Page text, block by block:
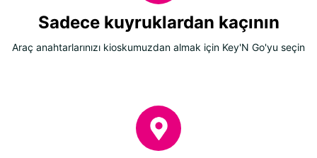
Sadece kuyruklardan kaçının
Araç anahtarlarınızı kioskumuzdan almak için Key'N Go'yu seçin